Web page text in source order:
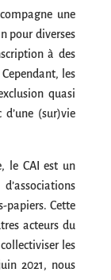
une
pour diverses
à des
les
quasi
(sur)vie
le CAI est un
papiers. Cette
acteurs du
les
2021, nous